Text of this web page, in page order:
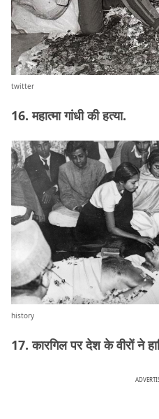
twitter
16. महात्मा गांधी की हत्या.
history
17. कारगिल पर देश के वीरों ने